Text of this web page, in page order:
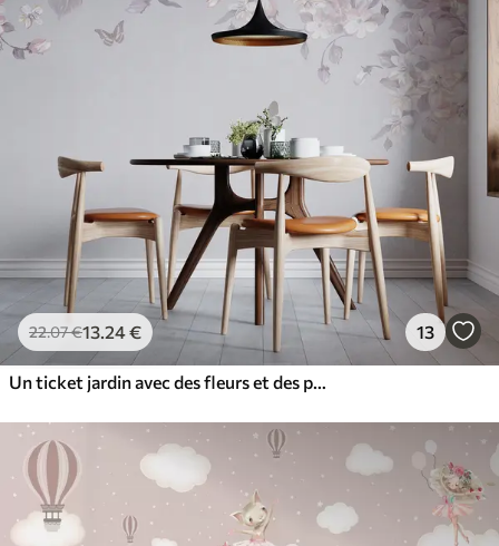
22.07€13.24€ 13
Un ticket jardin avec des fleurs et des papillons